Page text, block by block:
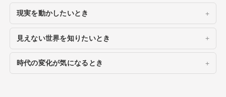
現実を動かしたいとき
見えない世界を知りたいとき
時代の変化が気になるとき